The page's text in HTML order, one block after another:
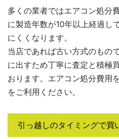
多くの業者ではエアコン処分
に製造年数が10年以上経過し
にくくなります。
当店であれば古い方式のもの
に出すため丁寧に査定と積極
おります。エアコン処分費用
をご利用ください。
引っ越しのタイミングで買